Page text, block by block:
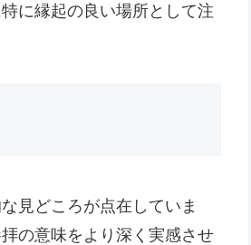
に縁起の良い場所として注
見どころが点在していま
の意味をより深く実感させ